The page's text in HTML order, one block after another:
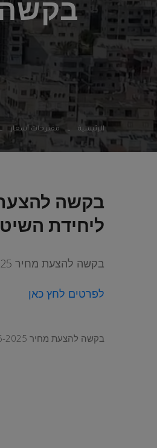
الرئيسية مقترحات أسعار
ליחידת
בקשה להצעת מחיר 26-2025 עבור רכישת ואספקת ציוד ליחידת השיטור העירוני
לפרטים לחץ כאן
בקשה להצעת מחיר 26-2025 עבור רכישת ואספקת ציוד ליחידת השיטור העירוני